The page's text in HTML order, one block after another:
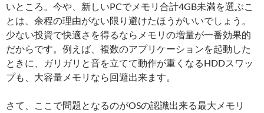
いところ。今や、新しいPCでメモリ合計4GB未満を選ぶこ
とは、余程の理由がない限り避けたほうがいいでしょう。
少ない投資で快適さを得るならメモリの増量が一番効果的
だからです。例えば、複数のアプリケーションを起動した
ときに、ガリガリと音を立てて動作が重くなるHDDスワッ
プも、大容量メモリなら回避出来ます。
さて、ここで問題となるのがOSの認識出来る最大メモリ